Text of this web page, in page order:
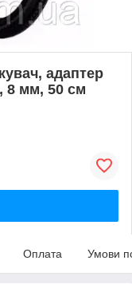
адаптер
8 мм, 50 см
Оплата Умови